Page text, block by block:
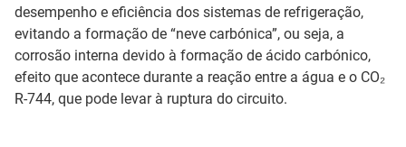
desempenho e eficiência dos sistemas de refrigeração,
evitando a formação de “neve carbónica”, ou seja, a
corrosão interna devido à formação de ácido carbónico,
efeito que acontece durante a reação entre a água e o CO₂
R-744, que pode levar à ruptura do circuito.